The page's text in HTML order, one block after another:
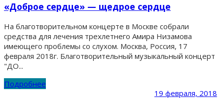
«Доброе сердце» — щедрое сердце
На благотворительном концерте в Москве собрали
средства для лечения трехлетнего Амира Низамова
имеющего проблемы со слухом. Москва, Россия, 17
февраля 2018г. Благотворительный музыкальный концерт
"ДО...
Подробнее
19 февраля, 2018